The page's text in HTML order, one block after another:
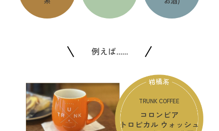
例えば......
TRUNK COFFEE
コロンビア
トロピカル ウォッシュ